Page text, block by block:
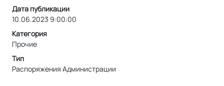
Дата публикации
10.06.2023 9:00:00
Категория
Прочие
Тип
Распоряжения Администрации